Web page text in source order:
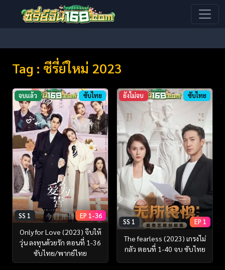
Tag : ซีรี่ย์ใหม่ 2023
จบแล้ว ซับไทย
SS 1 EP 1-36
Only for Love (2023) จีบให้
วุ่น ลงทุนด้วยรัก ตอนที่ 1-36
ซับไทย/พากย์ไทย
ยังไม่จบ ซับไทย
SS 1 EP 1
The fearless (2023) เกรงไม่
กลัว ตอนที่ 1-40 จบ ซับไทย